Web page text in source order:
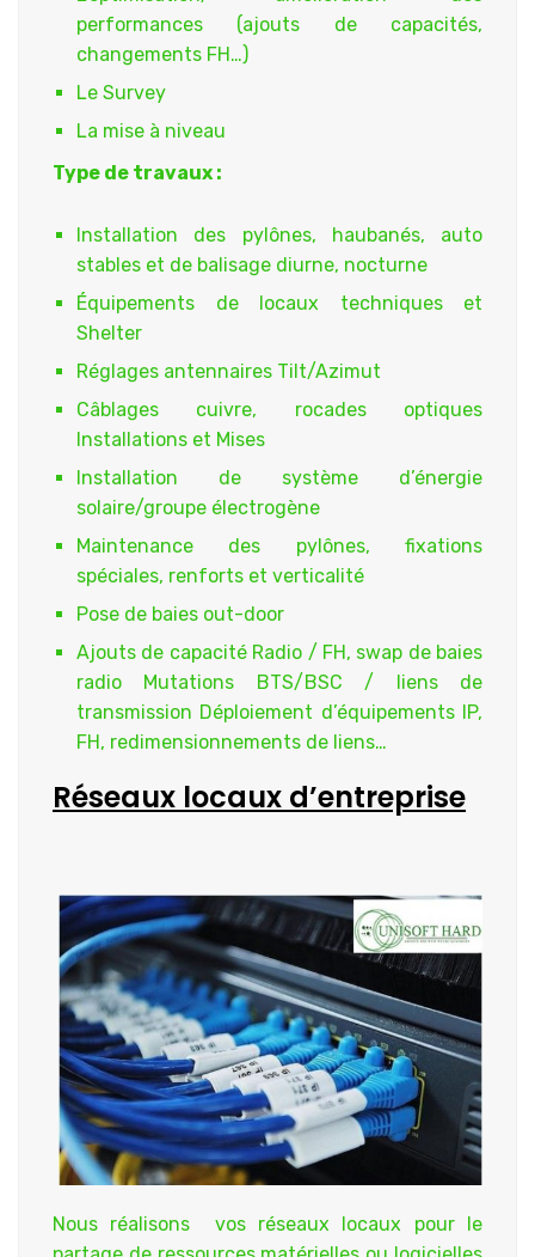
performances (ajouts de capacités,
changements FH…)
Le Survey
La mise à niveau
Type de travaux :
Installation des pylônes, haubanés, auto
stables et de balisage diurne, nocturne
Équipements de locaux techniques et
Shelter
Réglages antennaires Tilt/Azimut
Câblages cuivre, rocades optiques
Installations et Mises
Installation de système d’énergie
solaire/groupe électrogène
Maintenance des pylônes, fixations
spéciales, renforts et verticalité
Pose de baies out-door
Ajouts de capacité Radio / FH, swap de baies
radio Mutations BTS/BSC / liens de
transmission Déploiement d’équipements IP,
FH, redimensionnements de liens…
Réseaux locaux d’entreprise
Nous réalisons vos réseaux locaux pour le